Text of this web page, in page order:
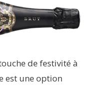
de festivité à
est une option